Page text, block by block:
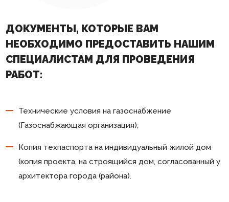
ДОКУМЕНТЫ, КОТОРЫЕ ВАМ
НЕОБХОДИМО ПРЕДОСТАВИТЬ НАШИМ
СПЕЦИАЛИСТАМ ДЛЯ ПРОВЕДЕНИЯ
РАБОТ:
Технические условия на газоснабжение
(Газоснабжающая организация);
Копия техпаспорта на индивидуальный жилой дом
(копия проекта, на строящийся дом, согласованный у
архитектора города (района).